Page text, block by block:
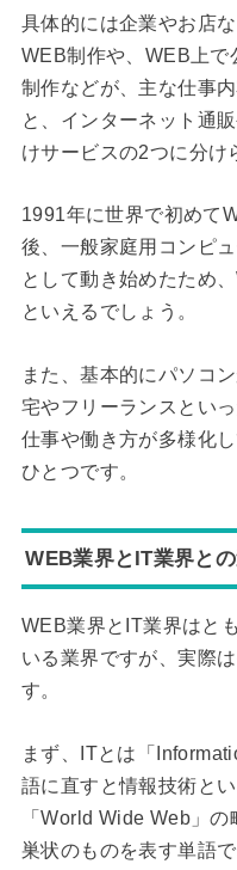
具体的には企業やお店
WEB制作や、WEB上で
制作などが、主な仕事
と、インターネット通
けサービスの2つに分け
1991年に世界で初めて
後、一般家庭用コンピ
として動き始めたため
といえるでしょう。
また、基本的にパソコ
宅やフリーランスとい
仕事や働き方が多様化
ひとつです。
WEB業界とIT業界と
WEB業界とIT業界はと
いる業界ですが、実際
す。
まず、ITとは「
語に直すと情報技術と
「World Wide Web」
巣状のものを表す単語